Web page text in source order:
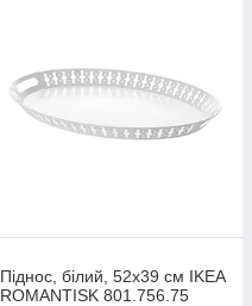
Піднос, білий, 52x39 см IKEA
ROMANTISK 801.756.75